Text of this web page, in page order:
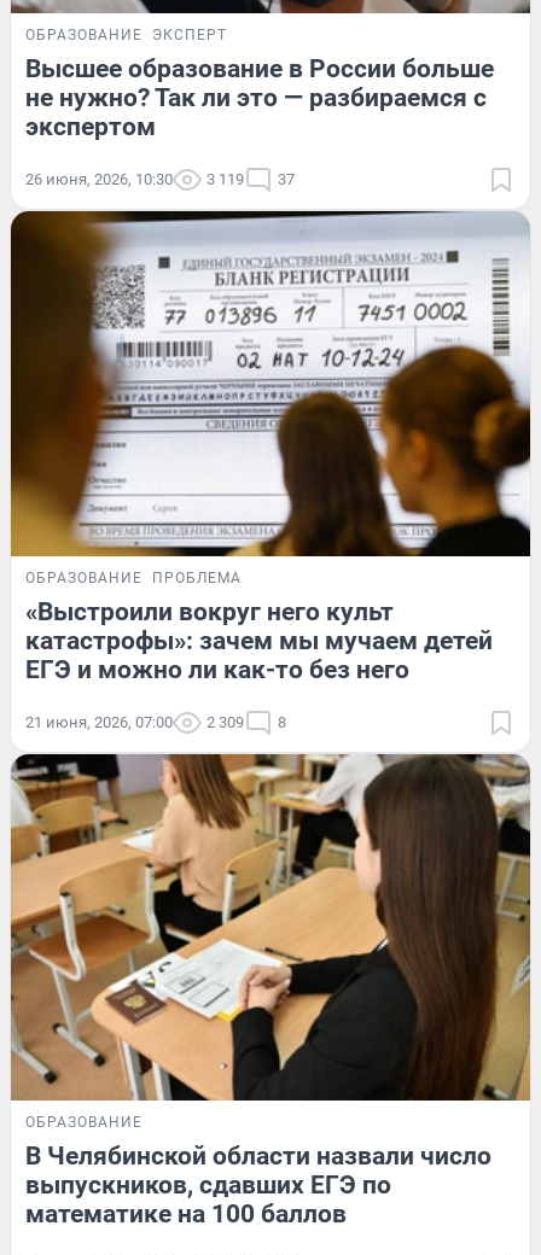
ОБРАЗОВАНИЕ ЭКСПЕРТ
Высшее образование в России больше
не нужно? Так ли это — разбираемся с
экспертом
26 июня, 2026, 10:30 3 119 37
ОБРАЗОВАНИЕ ПРОБЛЕМА
«Выстроили вокруг него культ
катастрофы»: зачем мы мучаем детей
ЕГЭ и можно ли как-то без него
21 июня, 2026, 07:00 2 309 8
ОБРАЗОВАНИЕ
В Челябинской области назвали число
выпускников, сдавших ЕГЭ по
математике на 100 баллов